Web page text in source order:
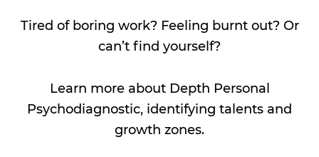
Tired of boring work? Feeling burnt out? Or
can’t find yourself?
Learn more about Depth Personal
Psychodiagnostic, identifying talents and
growth zones.